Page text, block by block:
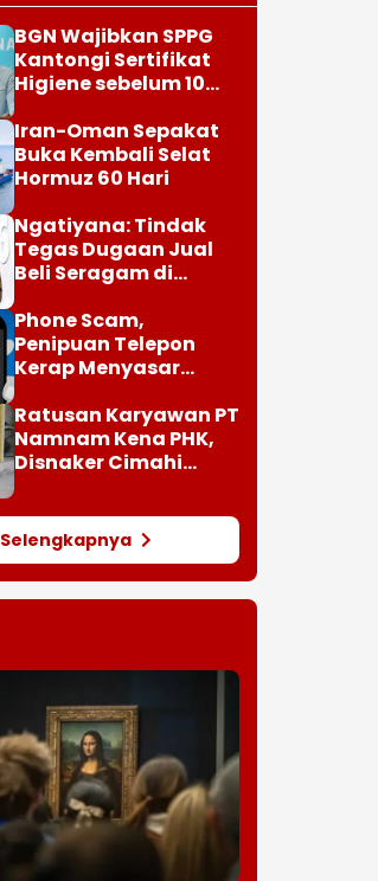
BGN Wajibkan SPPG
Kantongi Sertifikat
Higiene sebelum 10
Iran-Oman Sepakat
Buka Kembali Selat
Hormuz 60 Hari
Ngatiyana: Tindak
Tegas Dugaan Jual
Beli Seragam di
Phone Scam,
Penipuan Telepon
Kerap Menyasar
Ratusan Karyawan PT
Namnam Kena PHK,
Disnaker Cimahi
Selengkapnya